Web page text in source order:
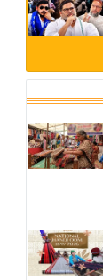
Hindi
News
Hindi
Videos
राय
खेल
क्रिकेट
IPL
2026